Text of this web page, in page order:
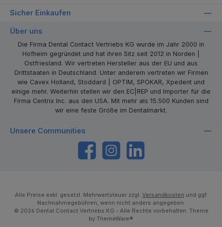
Sicher Einkaufen
Über uns
Die Firma Dental Contact Vertriebs KG wurde im Jahr 2000 in
Hofheim gegründet und hat ihren Sitz seit 2012 in Norden |
Ostfriesland. Wir vertreten Hersteller aus der EU und aus
Drittstaaten in Deutschland. Unter anderem vertreten wir Firmen
wie Cavex Holland, Stoddard | OPTIM, SPOKAR, Xpedent und
einige mehr. Weiterhin stellen wir den EC|REP und Importer für die
Firma Centrix Inc. aus den USA. Mit mehr als 15.500 Kunden sind
wir eine feste Größe im Dentalmarkt.
Unsere Communities
https://www.facebook.com/dentalcontact
Instagram
Alle Preise exkl. gesetzl. Mehrwertsteuer zzgl. Versandkosten und ggf.
Nachnahmegebühren, wenn nicht anders angegeben.
© 2026 Dental Contact Vertriebs KG - Alle Rechte vorbehalten. Theme
by ThemeWare®